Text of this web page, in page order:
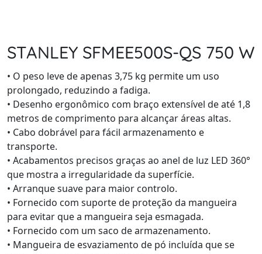
STANLEY SFMEE500S-QS 750 W
• O peso leve de apenas 3,75 kg permite um uso
prolongado, reduzindo a fadiga.
• Desenho ergonômico com braço extensível de até 1,8
metros de comprimento para alcançar áreas altas.
• Cabo dobrável para fácil armazenamento e
transporte.
• Acabamentos precisos graças ao anel de luz LED 360°
que mostra a irregularidade da superfície.
• Arranque suave para maior controlo.
• Fornecido com suporte de proteção da mangueira
para evitar que a mangueira seja esmagada.
• Fornecido com um saco de armazenamento.
• Mangueira de esvaziamento de pó incluída que se